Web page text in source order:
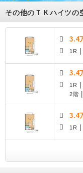
その他のＴＫハイツの
3.4
1R
3.4
1R
2階
3.4
1R